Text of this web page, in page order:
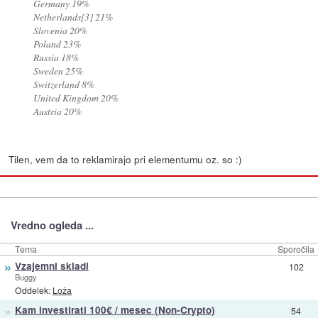
Germany 19%
Netherlands[3] 21%
Slovenia 20%
Poland 23%
Russia 18%
Sweden 25%
Switzerland 8%
United Kingdom 20%
Austria 20%
Tilen, vem da to reklamirajo pri elementumu oz. so :)
Vredno ogleda ...
Tema Sporočila
» Vzajemni skladi
Buggy
Oddelek: Loža
102
» Kam investirati 100€ / mesec (Non-Crypto) 54